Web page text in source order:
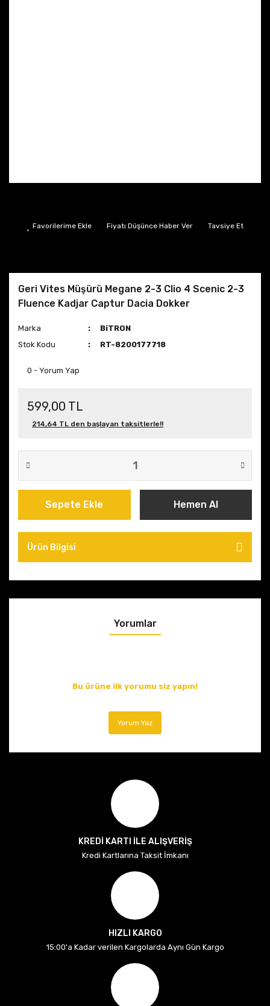
Fiyatı Düşünce Haber Ver Tavsiye Et
Geri Vites Müşürü Megane 2-3 Clio 4 Scenic 2-3
Fluence Kadjar Captur Dacia Dokker
Marka
BiTRON
Stok Kodu
RT-8200177718
0 - Yorum Yap
599,00 TL
214,64 TL den başlayan taksitlerle!!
Sepete Ekle Hemen Al
Ürün Bilgisi
Yorumlar
Bu ürüne ilk yorumu siz yapın!
Yorum Yaz
KREDİ KARTI İLE ALIŞVERİŞ
Kredi Kartlarına Taksit İmkanı
HIZLI KARGO
15:00'a Kadar verilen Kargolarda Aynı Gün Kargo